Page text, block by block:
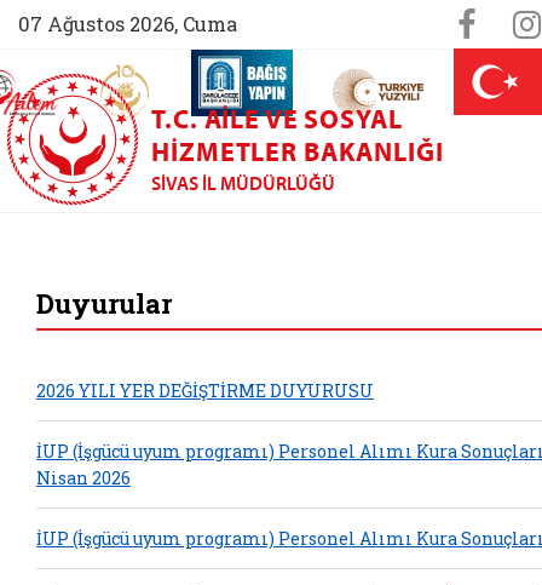
07 Ağustos 2026, Cuma
(yeni sekmede açılır)
AİLEM İletişim Merkezi (yeni sekmede açılır)
Aile ve Nüfus On Yılı (yeni sekmede açılır)
Darülaceze bağış sayfası (yeni
T.C. AILE VE SOSYAL
HIZMETLER BAKANLIĞI
SIVAS İL MÜDÜRLÜĞÜ
Duyurular
2026 YILI YER DEĞİŞTİRME DUYURUSU
İUP (İşgücü uyum programı) Personel Alımı Kura
Nisan 2026
İUP (İşgücü uyum programı) Personel Alımı Kura